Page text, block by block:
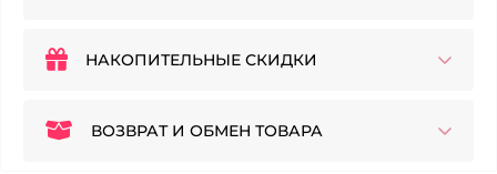
НАКОПИТЕЛЬНЫЕ СКИДКИ
ВОЗВРАТ И ОБМЕН ТОВАРА